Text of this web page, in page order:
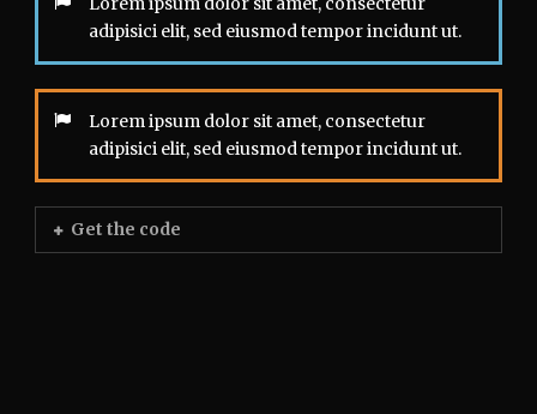
adipisici elit, sed eiusmod tempor incidunt ut.
Lorem ipsum dolor sit amet, consectetur
adipisici elit, sed eiusmod tempor incidunt ut.
Get the code